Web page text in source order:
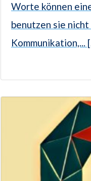
Worte können
benutzen sie
Kommunikation,...